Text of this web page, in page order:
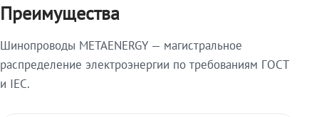
Преимущества
Шинопроводы METAENERGY — магистральное
распределение электроэнергии по требованиям ГОСТ
и IEC.